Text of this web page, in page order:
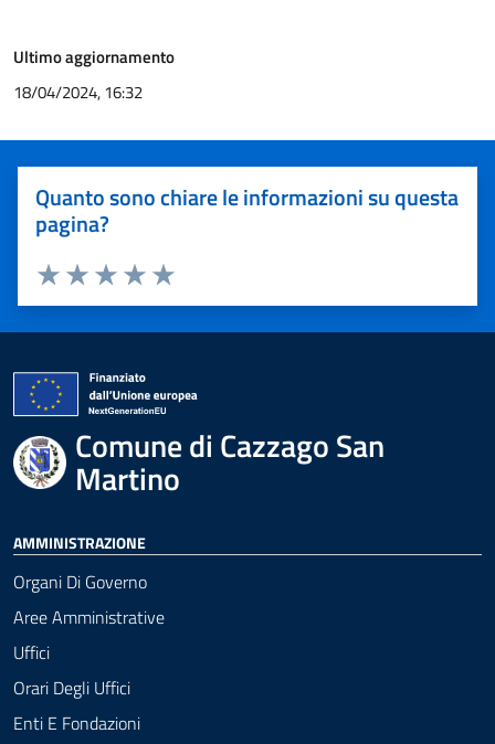
Ultimo aggiornamento
18/04/2024, 16:32
Quanto sono chiare le informazioni su questa
pagina?
Valuta 5 stelle su 5
Valuta 4 stelle su 5
Valuta 3 stelle su 5
Valuta 2 stelle su 5
Valuta 1 stelle su 5
Comune di Cazzago San
Martino
AMMINISTRAZIONE
Organi Di Governo
Aree Amministrative
Uffici
Orari Degli Uffici
Enti E Fondazioni